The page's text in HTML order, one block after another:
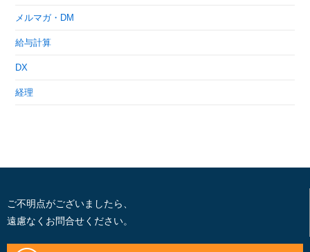
メルマガ・DM
給与計算
DX
経理
ご不明点がございましたら、
遠慮なくお問合せください。